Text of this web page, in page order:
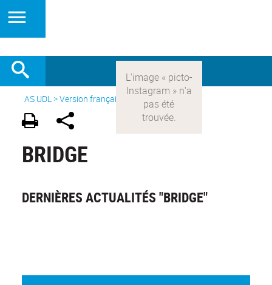
AS UDL>Version française > Les sports >
BRIDGE
DERNIÈRES ACTUALITÉS "BRIDGE"